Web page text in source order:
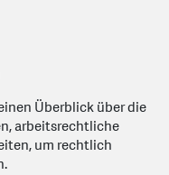
Überblick über die
arbeitsrechtliche
um rechtlich